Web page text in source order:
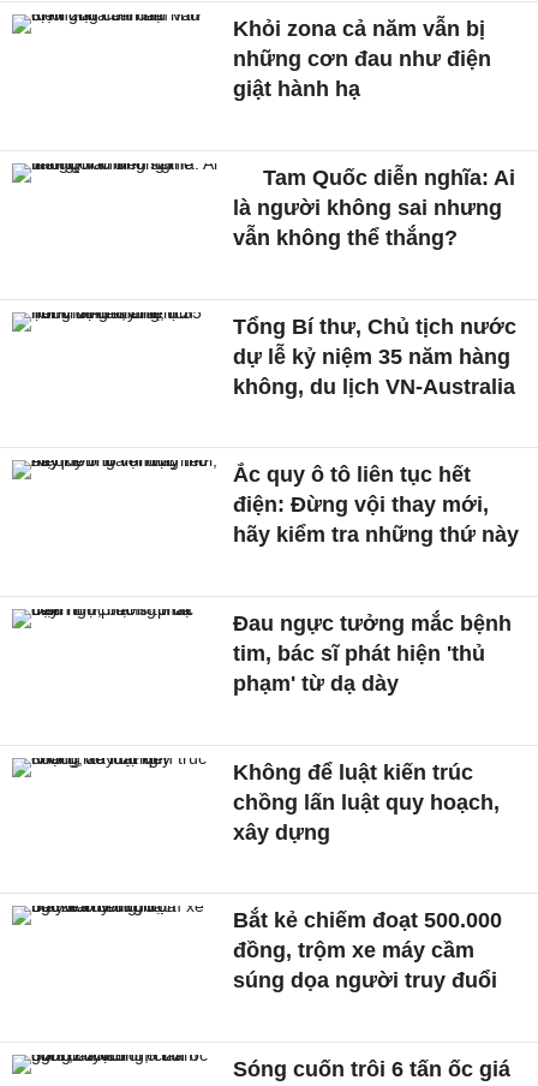
Khỏi zona cả năm vẫn bị
những cơn đau như điện
giật hành hạ
Tam Quốc diễn nghĩa: Ai
là người không sai nhưng
vẫn không thể thắng?
Tổng Bí thư, Chủ tịch nước
dự lễ kỷ niệm 35 năm hàng
không, du lịch VN-Australia
Ắc quy ô tô liên tục hết
điện: Đừng vội thay mới,
hãy kiểm tra những thứ này
Đau ngực tưởng mắc bệnh
tim, bác sĩ phát hiện 'thủ
phạm' từ dạ dày
Không để luật kiến trúc
chồng lấn luật quy hoạch,
xây dựng
Bắt kẻ chiếm đoạt 500.000
đồng, trộm xe máy cầm
súng dọa người truy đuổi
Sóng cuốn trôi 6 tấn ốc giá